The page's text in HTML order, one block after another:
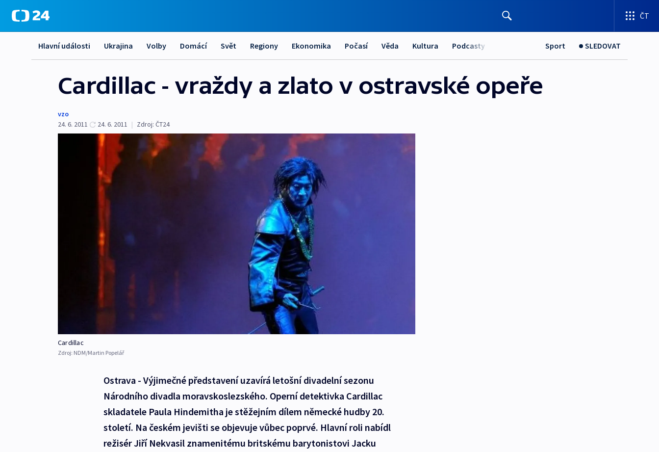
ČT
Hlavní události Ukrajina Volby Domácí Svět Regiony Ekonomika Počasí Věda Kultura Podcasty Sport SLEDOVAT
Cardillac - vraždy a zlato v ostravské opeře
vzo
24. 6. 2011
24. 6. 2011 | Zdroj: ČT24
Cardillac
Zdroj: NDM/Martin Popelář
Ostrava - Výjimečné představení uzavírá letošní divadelní sezonu
Národního divadla moravskoslezského. Operní detektivka Cardillac
skladatele Paula Hindemitha je stěžejním dílem německé hudby 20.
století. Na českém jevišti se objevuje vůbec poprvé. Hlavní roli nabídl
režisér Jiří Nekvasil znamenitému britskému barytonistovi Jacku